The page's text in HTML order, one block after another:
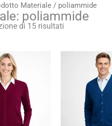
Materiale / poliammide
poliammide
di 15 risultati
di
prezzo:
da
14,85 €
21,22 €